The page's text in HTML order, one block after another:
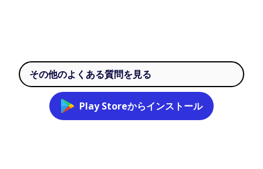
その他のよくある質問を見る
Play Storeからインストール